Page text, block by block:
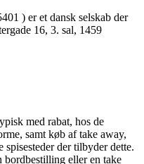
) er et dansk selskab der
16, 3. sal, 1459
med rabat, hos de
samt køb af take away,
der tilbyder dette.
bordbestilling eller en take